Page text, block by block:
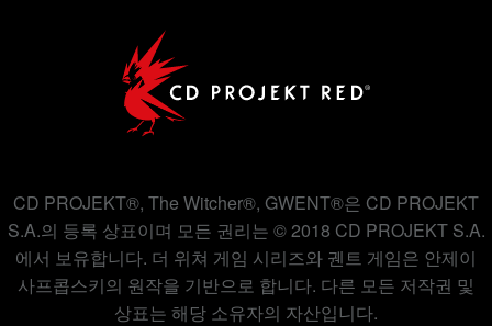
CD PROJEKT®, The Witcher®, GWENT®은 CD PROJEKT
S.A.의 등록 상표이며 모든 권리는 © 2018 CD PROJEKT S.A.
에서 보유합니다. 더 위쳐 게임 시리즈와 궨트 게임은 안제이
사프콥스키의 원작을 기반으로 합니다. 다른 모든 저작권 및
상표는 해당 소유자의 자산입니다.